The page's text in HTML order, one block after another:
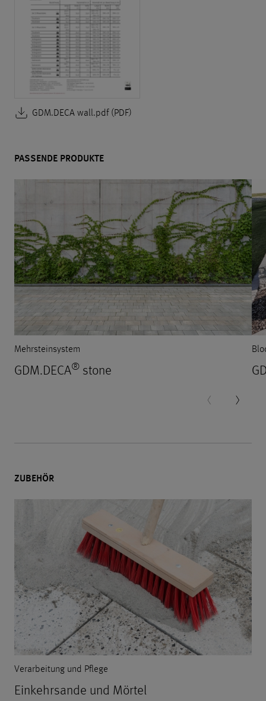
GDM.DECA wall.pdf (PDF)
PASSENDE PRODUKTE
Mehrsteinsystem
GDM.DECA® stone
ZUBEHÖR
Verarbeitung und Pflege
Einkehrsande und Mörtel